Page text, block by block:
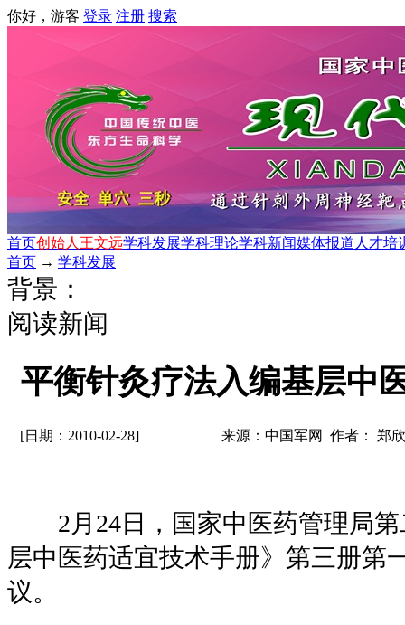
你好，游客 登录 注册 搜索
首页创始人王文远学科发展学科理论学科新闻媒体报道 人才培
首页 → 学科发展
背景：
阅读新闻
平衡针灸疗法入编基层中
[日期：2010-02-28] 来源：中国军网 作者： 郑
2月24日，国家中医药管理局第
层中医药适宜技术手册》第三册第
议。